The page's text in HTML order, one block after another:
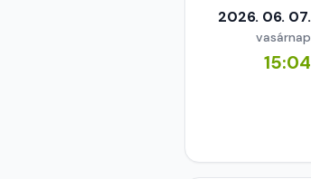
2026. 06. 07.
vasárnap
15:04